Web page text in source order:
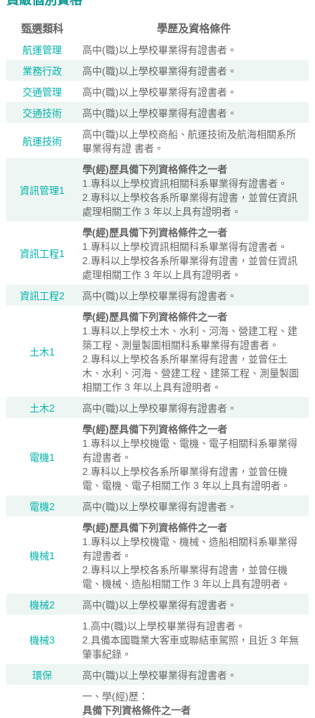
甄選類科 學歷及資格條件
航運管理
高中(職)以上學校畢業得有證書者。
業務行政
高中(職)以上學校畢業得有證書者。
交通管理
高中(職)以上學校畢業得有證書者。
交通技術
高中(職)以上學校畢業得有證書者。
航運技術
高中(職)以上學校商船、航運技術及航海相關系所
畢業得有證 書者。
資訊管理1
學(經)歷具備下列資格條件之一者
1.專科以上學校資訊相關科系畢業得有證書者。
2.專科以上學校各系所畢業得有證書，並曾任資訊
處理相關工作 3 年以上具有證明者。
資訊工程1
學(經)歷具備下列資格條件之一者
1.專科以上學校資訊相關科系畢業得有證書者。
2.專科以上學校各系所畢業得有證書，並曾任資訊
處理相關工作 3 年以上具有證明者。
資訊工程2
高中(職)以上學校畢業得有證書者。
土木1
學(經)歷具備下列資格條件之一者
1.專科以上學校土木、水利、河海、營建工程、建
築工程、測量製圖相關科系畢業得有證書者。
2.專科以上學校各系所畢業得有證書，並曾任土
木、水利、河海、營建工程、建築工程、測量製圖
相關工作 3 年以上具有證明者。
土木2
高中(職)以上學校畢業得有證書者。
電機1
學(經)歷具備下列資格條件之一者
1.專科以上學校機電、電機、電子相關科系畢業得
有證書者。
2.專科以上學校各系所畢業得有證書，並曾任機
電、電機、電子相關工作 3 年以上具有證明者。
電機2
高中(職)以上學校畢業得有證書者。
機械1
學(經)歷具備下列資格條件之一者
1.專科以上學校機電、機械、造船相關科系畢業得
有證書者。
2.專科以上學校各系所畢業得有證書，並曾任機
電、機械、造船相關工作 3 年以上具有證明者。
機械2
高中(職)以上學校畢業得有證書者。
機械3
1.高中(職)以上學校畢業得有證書者。
2.具備本國職業大客車或聯結車駕照，且近 3 年無
肇事紀錄。
環保
高中(職)以上學校畢業得有證書者。
一、學(經)歷：
具備下列資格條件之一者